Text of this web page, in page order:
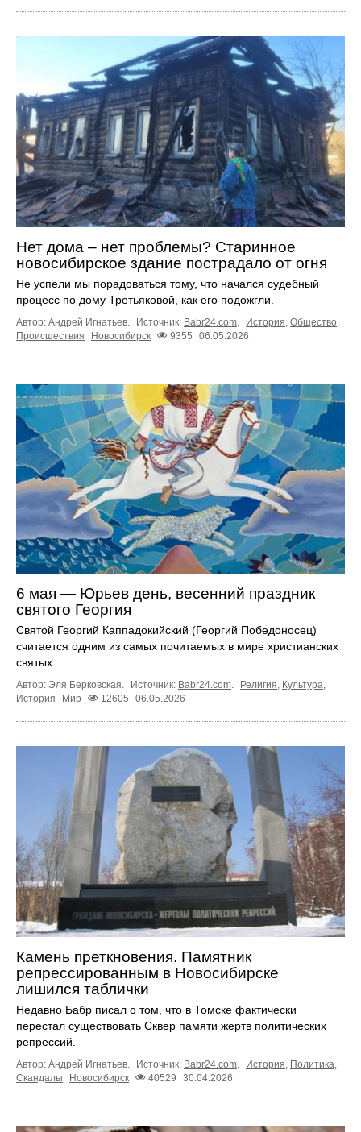
Нет дома – нет проблемы? Старинное
новосибирское здание пострадало от огня
Не успели мы порадоваться тому, что начался судебный
процесс по дому Третьяковой, как его подожгли.
Автор: Андрей Игнатьев. Источник: Babr24.com История Общество
Происшествия
Новосибирск 9355 06.05.2026
6 мая — Юрьев день, весенний праздник
святого Георгия
Святой Георгий Каппадокийский (Георгий Победоносец)
считается одним из самых почитаемых в мире христианских
святых.
Автор: Эля Берковская. Источник: Babr24.com. Религия, Культура,
История
Мир 12605 06.05.2026
Камень преткновения. Памятник
репрессированным в Новосибирске
лишился таблички
Недавно Бабр писал о том, что в Томске фактически
перестал существовать Сквер памяти жертв политических
репрессий.
Автор: Андрей Игнатьев. Источник: Babr24.com. История, Политика,
Скандалы
Новосибирск 40529 30.04.2026